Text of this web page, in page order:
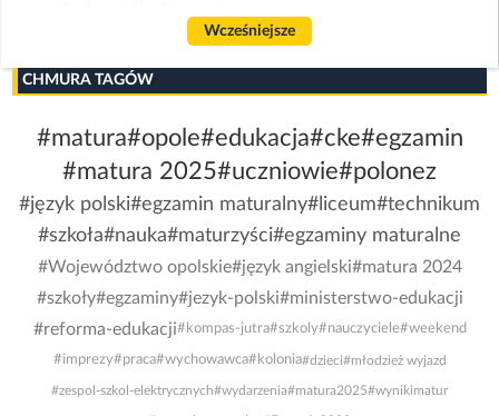
Wcześniejsze
CHMURA TAGÓW
#matura#opole#edukacja#cke#egzamin
#matura 2025#uczniowie#polonez
#język polski#egzamin maturalny#liceum#technikum
#szkoła#nauka#maturzyści#egzaminy maturalne
#Województwo opolskie#język angielski#matura 2024
#szkoły#egzaminy#jezyk-polski#ministerstwo-edukacji
#reforma-edukacji#kompas-jutra#szkoly#nauczyciele#weekend
#imprezy#praca#wychowawca#kolonia#dzieci#młodzież wyjazd
#zespol-szkol-elektrycznych#wydarzenia#matura2025#wynikimatur